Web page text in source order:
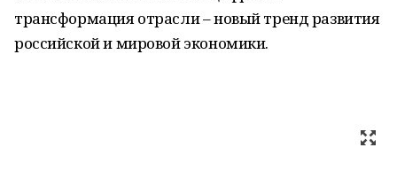
трансформация отрасли – новый тренд развития
российской и мировой экономики.